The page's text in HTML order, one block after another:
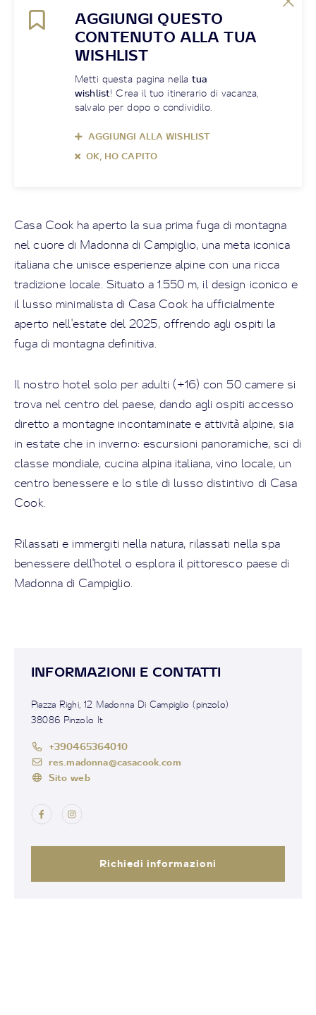
AGGIUNGI QUESTO
CONTENUTO ALLA TUA
WISHLIST
Metti questa pagina nellatua
wishlist! Crea il tuo itinerario di vacanza,
salvalo per dopo o condividilo.
AGGIUNGI ALLA WISHLIST
OK, HO CAPITO
Casa Cook ha aperto la sua prima fuga di montagna
nel cuore di Madonna di Campiglio, una meta iconica
italiana che unisce esperienze alpine con una ricca
tradizione locale. Situato a 1.550 m, il design iconico e
il lusso minimalista di Casa Cook ha ufficialmente
aperto nell'estate del 2025, offrendo agli ospiti la
fuga di montagna definitiva.
Il nostro hotel solo per adulti (+16) con 50 camere si
trova nel centro del paese, dando agli ospiti accesso
diretto a montagne incontaminate e attività alpine, sia
in estate che in inverno: escursioni panoramiche, sci di
classe mondiale, cucina alpina italiana, vino locale, un
centro benessere e lo stile di lusso distintivo di Casa
Cook.
Rilassati e immergiti nella natura, rilassati nella spa
benessere dell'hotel o esplora il pittoresco paese di
Madonna di Campiglio.
INFORMAZIONI E CONTATTI
Piazza Righi, 12 Madonna Di Campiglio (pinzolo)
38086 Pinzolo It
+390465364010
res.madonna@casacook.com
Sito web
Richiedi informazioni